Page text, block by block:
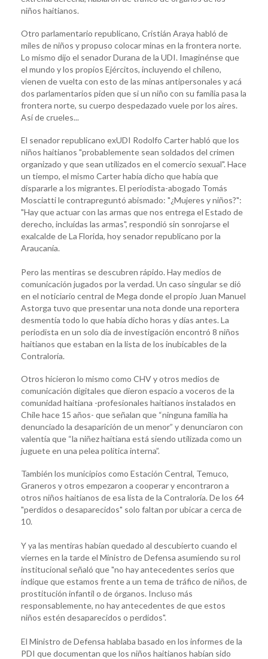
niños haitianos.
Otro parlamentario republicano, Cristián Araya habló de
miles de niños y propuso colocar minas en la frontera norte.
Lo mismo dijo el senador Durana de la UDI. Imaginénse que
el mundo y los propios Ejércitos, incluyendo el chileno,
vienen de vuelta con esto de las minas antipersonales y acá
dos parlamentarios piden que si un niño con su familia pasa la
frontera norte, su cuerpo despedazado vuele por los aires.
Así de crueles...
El senador republicano exUDI Rodolfo Carter habló que los
niños haitianos "probablemente sean soldados del crimen
organizado y que sean utilizados en el comercio sexual". Hace
un tiempo, el mismo Carter había dicho que había que
dispararle a los migrantes. El periodista-abogado Tomás
Mosciatti le contrapreguntó abismado: "¿Mujeres y niños?":
"Hay que actuar con las armas que nos entrega el Estado de
derecho, incluídas las armas", respondió sin sonrojarse el
exalcalde de La Florida, hoy senador republicano por la
Araucanía.
Pero las mentiras se descubren rápido. Hay medios de
comunicación jugados por la verdad. Un caso singular se dió
en el noticiario central de Mega donde el propio Juan Manuel
Astorga tuvo que presentar una nota donde una reportera
desmentía todo lo que había dicho horas y días antes. La
periodista en un solo día de investigación encontró 8 niños
haitianos que estaban en la lista de los inubicables de la
Contraloría.
Otros hicieron lo mismo como CHV y otros medios de
comunicación digitales que dieron espacio a voceros de la
comunidad haitiana -profesionales haitianos instalados en
Chile hace 15 años- que señalan que “ninguna familia ha
denunciado la desaparición de un menor” y denunciaron con
valentía que “la niñez haitiana está siendo utilizada como un
juguete en una pelea política interna”.
También los municipios como Estación Central, Temuco,
Graneros y otros empezaron a cooperar y encontraron a
otros niños haitianos de esa lista de la Contraloría. De los 64
"perdidos o desaparecidos" solo faltan por ubicar a cerca de
10.
Y ya las mentiras habían quedado al descubierto cuando el
viernes en la tarde el Ministro de Defensa asumiendo su rol
institucional señaló que "no hay antecedentes serios que
indique que estamos frente a un tema de tráfico de niños, de
prostitución infantil o de órganos. Incluso más
responsablemente, no hay antecedentes de que estos
niños estén desaparecidos o perdidos".
El Ministro de Defensa hablaba basado en los informes de la
PDI que documentan que los niños haitianos habían sido